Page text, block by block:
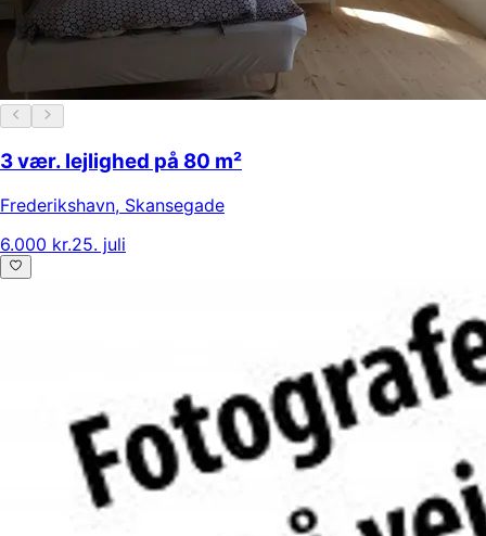
3 vær. lejlighed på 80 m²
Frederikshavn, Skansegade
6.000 kr.25. juli